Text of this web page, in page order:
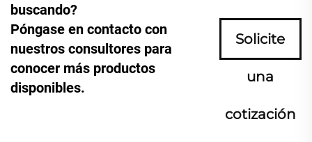
buscando?
Póngase en contacto con
nuestros consultores para
conocer más productos
disponibles.
Solicite
una
cotización